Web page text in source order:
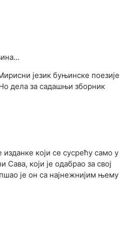
језик буњинске поезије
дела за садашњи зборник
који се сусрећу само у
који је одабрао за свој
је он са најнежнијим њему